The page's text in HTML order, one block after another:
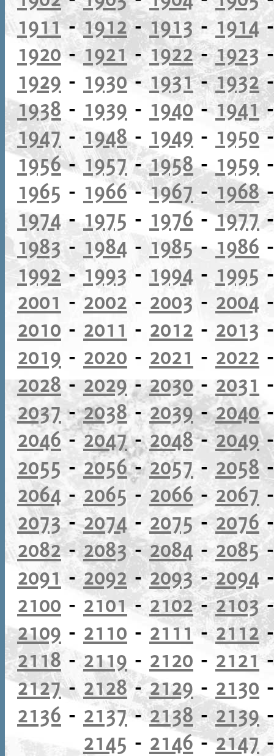
1911-1912-1913 -1914
1920 - 1921-1922-1923
1929 - 1930- 1931-1932
1938 - 1939 - 1940-1941
1947 - 1948- 1949 - 1950
1956- 1957-1958- 1959
1965 - 1966-1967-1968
1974 - 1975 - 1976 -1977
1983- 1984 - 1985 - 1986
1992-1993 - 1994 - 1995
2001 - 2002 - 2003 - 2004
2010 - 2011 - 2012 - 2013
2019 - 2020 - 2021 - 2022
2028 - 2029 -2030- 2031
2037-2038-2039-2040
2046-2047-2048-2049
2055 - 2056-2057 - 2058
2064 - 2065 - 2066 - 2067
2073-2074- 2075- 2076
2082-2083-2084-2085
2091 -2092 -2093-2094
2100 - 2101-2102-2103
2109 - 2110 - 2111-2112
2118- 2119 - 2120 - 2121
2127- 2128-2129 - 2130
2136 - 2137-2138- 2139
2145 - 2146-2147